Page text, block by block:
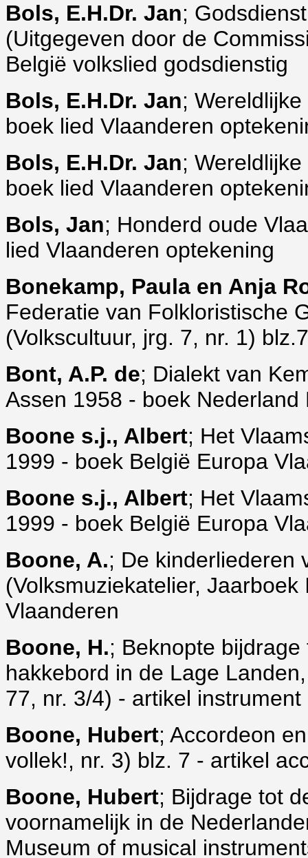
Bols, E.H.Dr. Jan;
(Uitgegeven door de
België volkslied godsdienstig
Bols, E.H.Dr. Jan;
boek lied Vlaanderen
Bols, E.H.Dr. Jan;
boek lied Vlaanderen
Bols, Jan; Honderd oude
lied Vlaanderen optekening
Bonekamp, Paula en Anja
Federatie van Folkloristische
(Volkscultuur, jrg. 7, nr. 1)
Bont, A.P. de; Dialekt van
Assen 1958 - boek
Boone s.j., Albert; Het
1999 - boek België Europa
Boone s.j., Albert; Het
1999 - boek België Europa
Boone, A.; De kinderliederen
(Volksmuziekatelier,
Vlaanderen
Boone, H.; Beknopte
hakkebord in de Lage
77, nr. 3/4) - artikel
Boone, Hubert; Accordeon
vollek!, nr. 3) blz. 7 - artikel
Boone, Hubert; Bijdrage tot
voornamelijk in de
Museum of musical